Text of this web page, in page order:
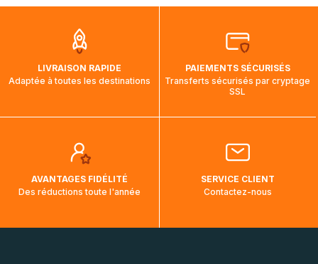
aura touché terre.
LIVRAISON RAPIDE
Adaptée à toutes les destinations
PAIEMENTS SÉCURISÉS
Transferts sécurisés par cryptage
SSL
AVANTAGES FIDÉLITÉ
Des réductions toute l'année
SERVICE CLIENT
Contactez-nous